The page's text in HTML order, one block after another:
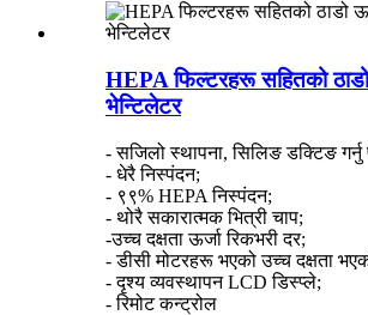
HEPA फिल्टरहरू सहितको ठाडो
भेन्टिलेटर
- सजिलो स्थापना, सिलिङ डक्टिङ गर्नु
- धेरै निस्पंदन;
- ९९% HEPA निस्पंदन;
- थोरै सकारात्मक भित्री चाप;
-उच्च दक्षता ऊर्जा रिकभरी दर;
- डीसी मोटरहरू भएको उच्च दक्षता
- दृश्य व्यवस्थापन LCD डिस्प्ले;
- रिमोट कन्ट्रोल